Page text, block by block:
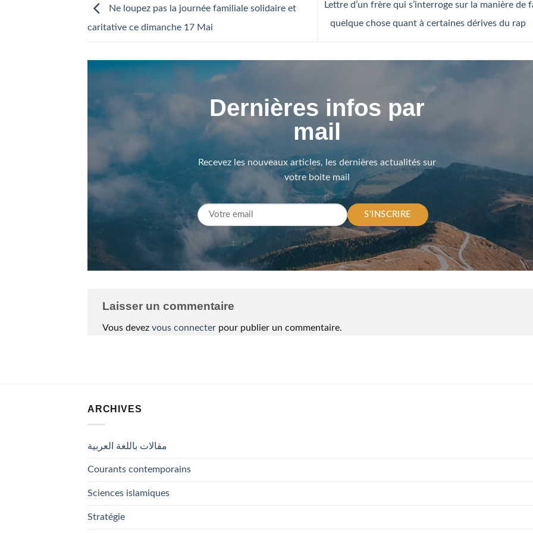
Ne loupez pas la journée familiale solidaire et
caritative ce dimanche 17 Mai
Lettre d’un frère qui s’interroge sur la manière de
quelque chose quant à certaines dérives du rap
Dernières infos par
mail
Recevez les nouveaux articles, les dernières actualités sur
votre boite mail
S'INSCRIRE
Laisser un commentaire
Vous devez vous connecter pour publier un commentaire.
ARCHIVES
مقالات باللغة العربية
Courants contemporains
Sciences islamiques
Stratégie